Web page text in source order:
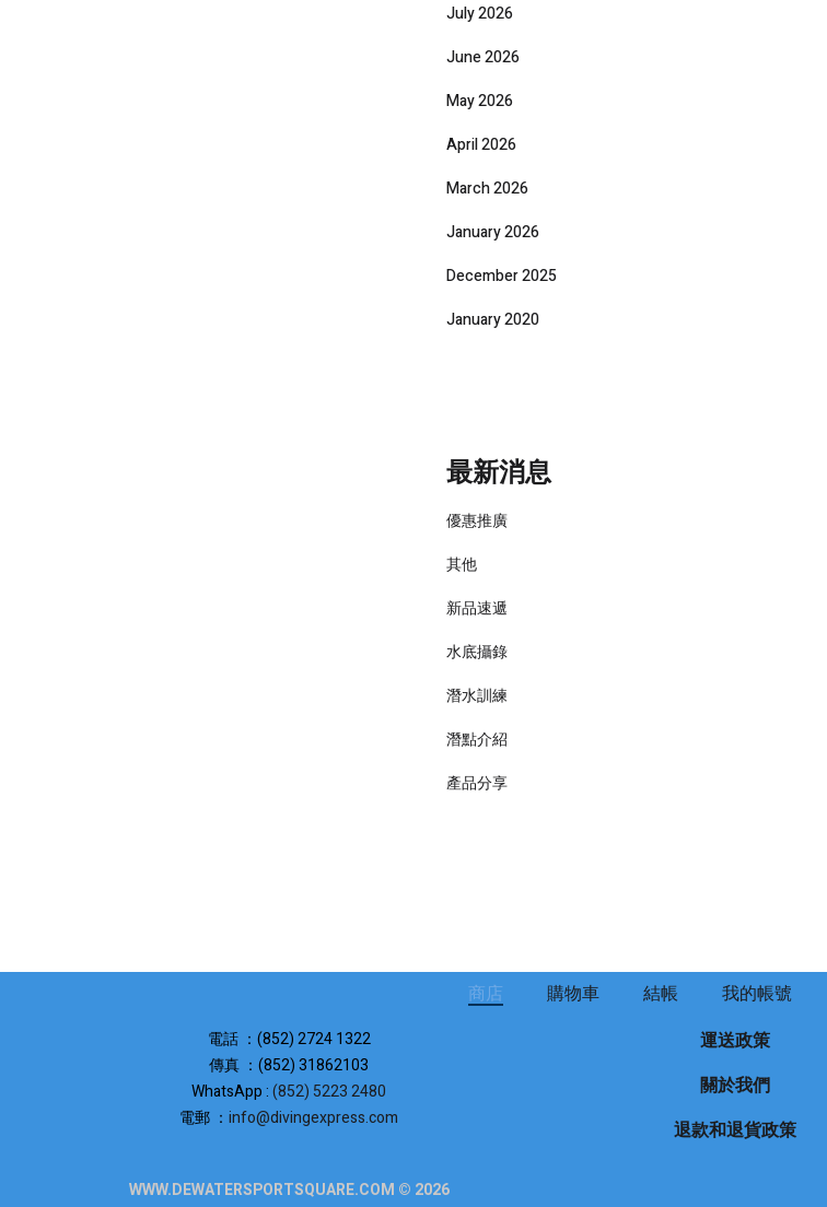
July 2026
June 2026
May 2026
April 2026
March 2026
January 2026
December 2025
January 2020
最新消息
優惠推廣
其他
新品速遞
水底攝錄
潛水訓練
潛點介紹
產品分享
商店 購物車 結帳 我的帳號
電話 ：(852) 2724 1322
傳真 ：(852) 31862103
WhatsApp :(852) 5223 2480
電郵 ： info@divingexpress.com
運送政策
關於我們
退款和退貨政策
WWW.DEWATERSPORTSQUARE.COM © 2026